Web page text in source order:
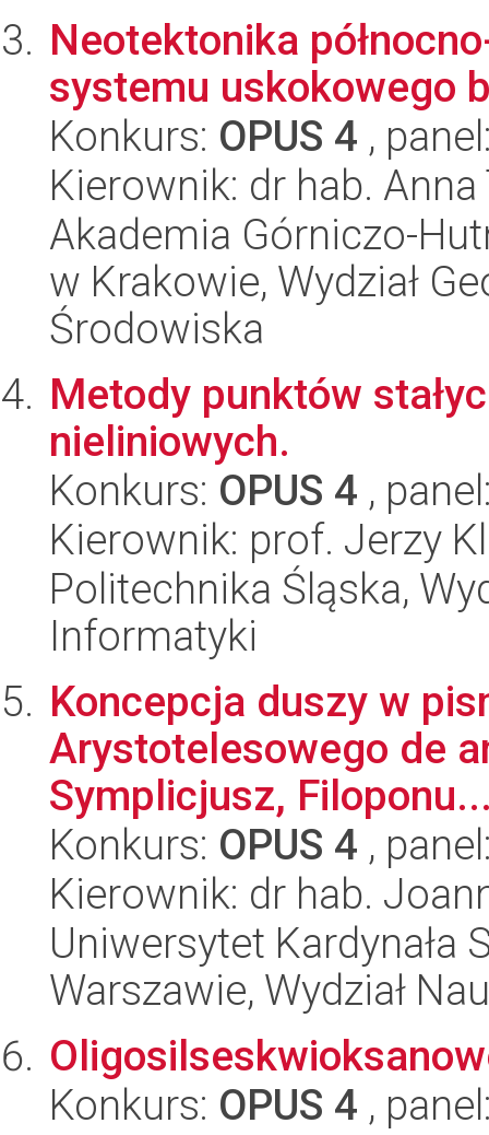
Neotektonika
systemu uskokowego
Konkurs: OPUS 4 ,
Kierownik: dr hab.
Akademia Górniczo-
w Krakowie, Wydział
Środowiska
Metody punktów
nieliniowych.
Konkurs: OPUS 4 ,
Kierownik: prof. Jerzy
Politechnika Śląska,
Informatyki
Koncepcja duszy w
Arystotelesowego de
Symplicjusz,
Konkurs: OPUS 4 ,
Kierownik: dr hab.
Uniwersytet Kardynała
Warszawie, Wydział
Konkurs: OPUS 4 ,